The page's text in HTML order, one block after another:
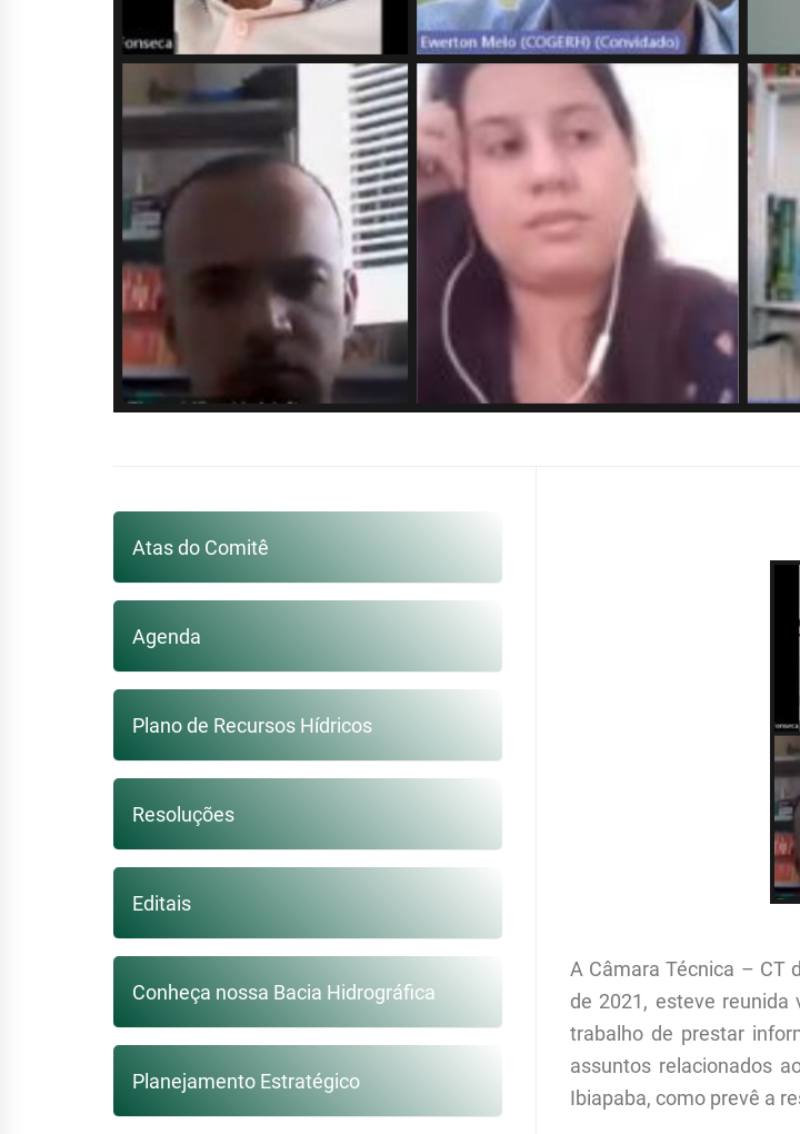
A Câmara Técnica – CT
de 2021, esteve reunida
trabalho de prestar
assuntos relacionados
Ibiapaba, como prevê a
Atas do Comitê
Agenda
Plano de Recursos Hídricos
Resoluções
Editais
Conheça nossa Bacia Hidrográfica
Planejamento Estratégico